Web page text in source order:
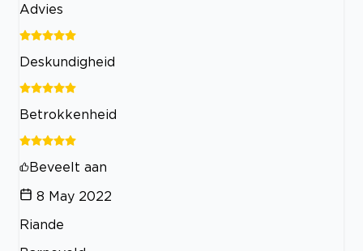
Advies
Deskundigheid
Betrokkenheid
Beveelt aan
8 May 2022
Riande